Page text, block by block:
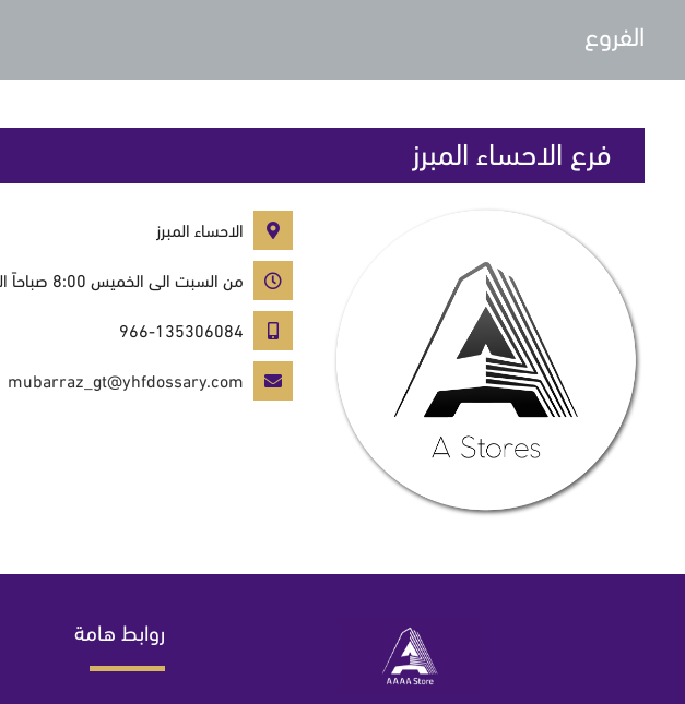
الفروع
فرع الاحساء المبرز
الاحساء المبرز
من السبت الى الخميس 8:00 صباحاً الى 5 مساء
mubarraz_gt@yhfdossary.com
روابط هامة